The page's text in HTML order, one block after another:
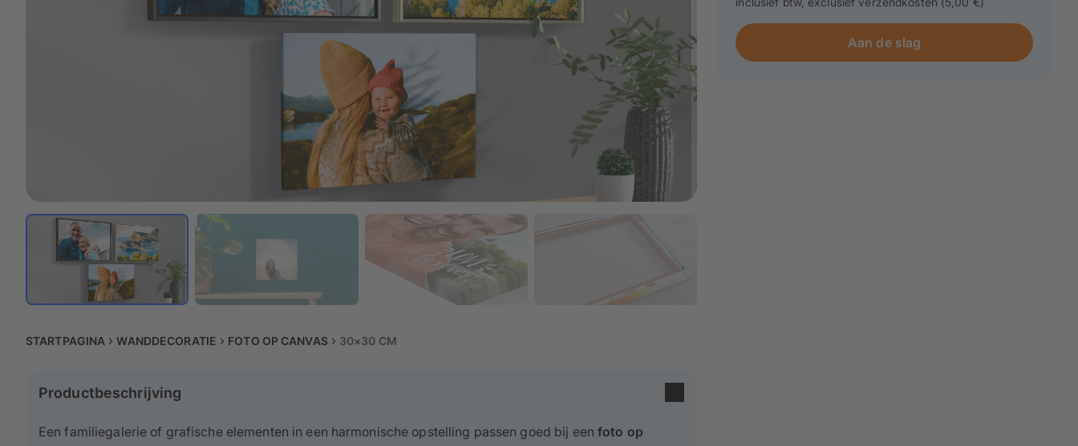
Aan de slag
STARTPAGINA WANDDECORATIE FOTO OP CANVAS 30×30 CM
Productbeschrijving
Een familiegalerie of grafische elementen in een harmonische opstelling passen goed bij eenfoto op